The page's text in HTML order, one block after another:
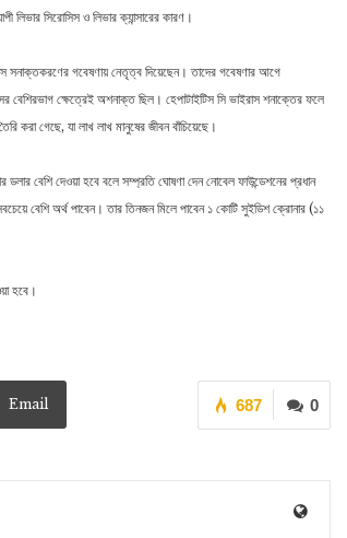
লিভার সিরোসিস ও লিভার ক্যান্সারের কারণ।
সনাক্তকরণের গবেষণায় নেতৃত্ব দিয়েছেন। তাদের গবেষণার আগে
বেশিরভাগ ক্ষেত্রেই অশনাক্ত ছিল। হেপাটাইটিস সি ভাইরাস শনাক্তের ফলে
করা গেছে, যা লাখ লাখ মানুষের জীবন বাঁচিয়েছে।
বেশি দেওয়া হবে বলে সম্প্রতি ঘোষণা দেন নোবেল ফাউন্ডেশনের প্রধান
বেশি অর্থ পাবেন। তার তিনজন মিলে পাবেন ১ কোটি সুইডিশ ক্রোনার (১১
হবে।
0
687
Email